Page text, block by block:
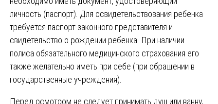
личность (паспорт). Для освидетельствования ребенка
требуется паспорт законного представителя и
свидетельство о рождении ребенка. При наличии
полиса обязательного медицинского страхования его
также желательно иметь при себе (при обращении в
государственные учреждения).
Перед осмотром не следует принимать душ или ванну,